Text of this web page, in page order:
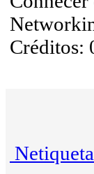
Créditos: